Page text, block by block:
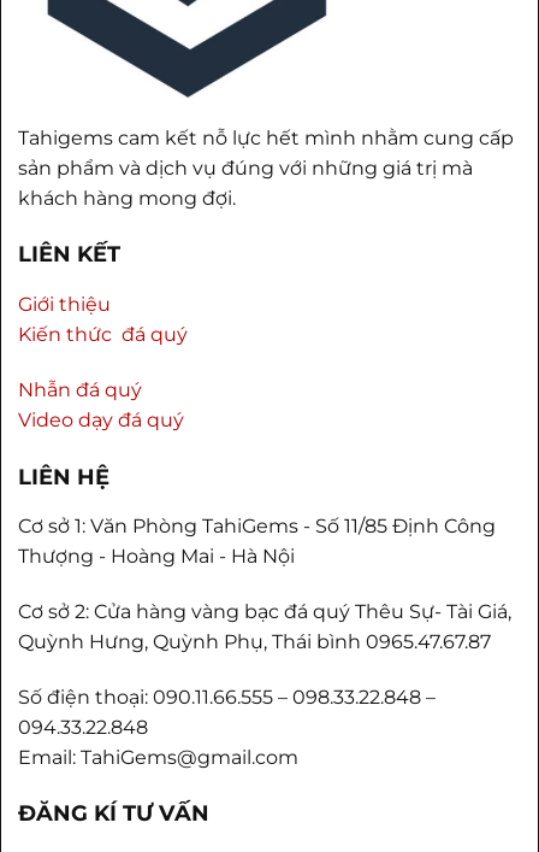
Tahigems cam kết nỗ lực hết mình nhằm cung cấp
sản phẩm và dịch vụ đúng với những giá trị mà
khách hàng mong đợi.
LIÊN KẾT
Giới thiệu
Kiến thức đá quý
Nhẫn đá quý
Video dạy đá quý
LIÊN HỆ
Cơ sở 1: Văn Phòng TahiGems - Số 11/85 Định Công
Thượng - Hoàng Mai - Hà Nội
Cơ sở 2: Cửa hàng vàng bạc đá quý Thêu Sự- Tài Giá,
Quỳnh Hưng, Quỳnh Phụ, Thái bình 0965.47.67.87
Số điện thoại: 090.11.66.555 – 098.33.22.848 –
094.33.22.848
Email: TahiGems@gmail.com
ĐĂNG KÍ TƯ VẤN